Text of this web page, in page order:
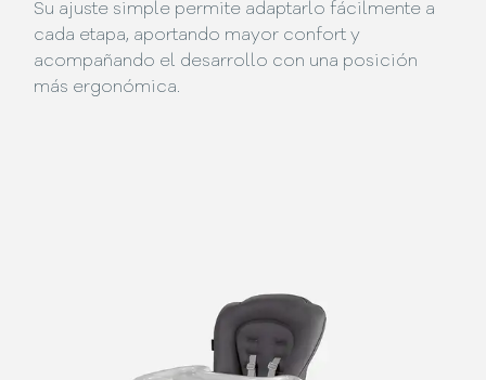
Su ajuste simple permite adaptarlo fácilmente a
cada etapa, aportando mayor confort y
acompañando el desarrollo con una posición
más ergonómica.